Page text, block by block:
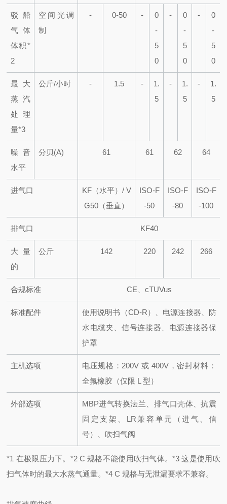
驳船
气体
体积*
2
空间光调
制
- 0-50 -
0
-
5
0
-
0
-
5
0
-
0
-
5
0
最大
蒸汽
处理
量*3
公斤/小时 - 1.5 -
1.
5
-
1.
5
-
1.
5
噪音
水平
分贝(A) 61 61 62 64
进气口
KF（水平）/ V
G50（垂直）
ISO-F
-50
ISO-F
-80
ISO-F
-100
排气口 KF40
大量
的
公斤 142 220 242 266
合规标准 CE、cTUVus
标准配件
使用说明书（CD-R）、电源连接器、防
水电缆夹、信号连接器、电源连接器保
护罩
主机选项
电压规格：200V 或 400V，密封材料：
全氟橡胶（仅限 L 型）
外部选项 MBP进气转换法兰、排气口壳体 、抗震
固定支架、LR兼容单元（进气、信
号）、吹扫气阀
*1 在极限压力下。*2 C 规格不能使用吹扫气体。*3 这是使用吹
扫气体时的最大水蒸气通量。*4 C 规格与无泄漏要求不兼容。